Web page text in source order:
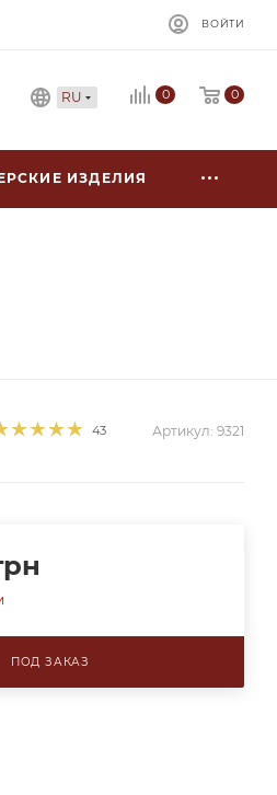
ВОЙТИ
RU 0 0
ИЗДЕЛИЯ
43 Артикул: 9321
ПОД ЗАКАЗ